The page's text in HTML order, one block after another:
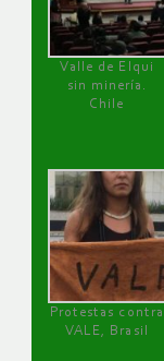
Valle de Elqui
sin minería.
Chile
Protestas contra
VALE, Brasil